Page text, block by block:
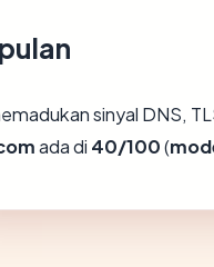
sinyal DNS,
ada di 40/100(